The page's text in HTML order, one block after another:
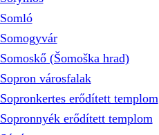
Somló
Somogyvár
Somoskő (Šomoška hrad)
Sopron városfalak
Sopronkertes erődített templom
Sopronnyék erődített templom